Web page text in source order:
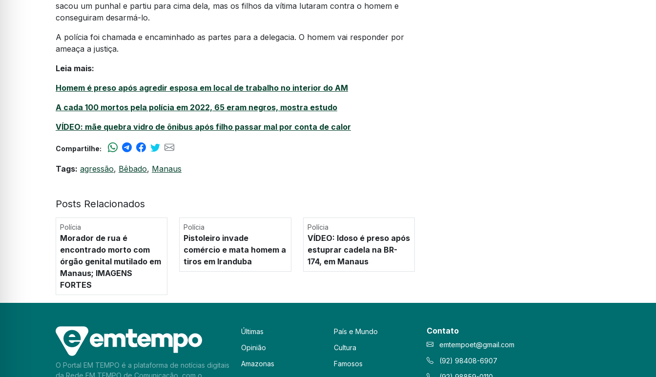
sacou um punhal e partiu para cima dela, mas os filhos da vítima lutaram contra o homem e
conseguiram desarmá-lo.
A polícia foi chamada e encaminhado as partes para a delegacia. O homem vai responder por
ameaça a justiça.
Leia mais:
Homem é preso após agredir esposa em local de trabalho no interior do AM
A cada 100 mortos pela polícia em 2022, 65 eram negros, mostra estudo
VÍDEO: mãe quebra vidro de ônibus após filho passar mal por conta de calor
Compartilhe:
Tags: agressão, Bêbado, Manaus
Posts Relacionados
Polícia
Morador de rua é
encontrado morto com
órgão genital mutilado em
Manaus; IMAGENS
FORTES
Polícia
Pistoleiro invade
comércio e mata homem a
tiros em Iranduba
Polícia
VÍDEO: Idoso é preso após
estuprar cadela na BR-
174, em Manaus
O Portal EM TEMPO é a plataforma de notícias digitais
da Rede EM TEMPO de Comunicação, com o
Últimas
Opinião
Amazonas
País e Mundo
Cultura
Famosos
Contato
emtempoet@gmail.com
(92) 98408-6907